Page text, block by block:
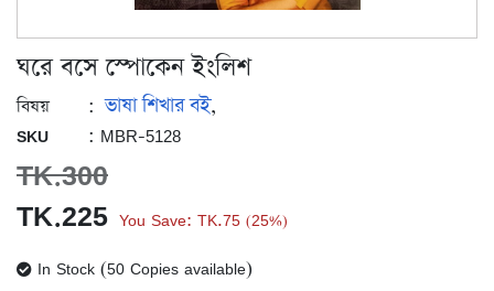
ঘরে বসে স্পোকেন ইংলিশ
বিষয় : ভাষা শিখার বই,
SKU : MBR-5128
TK.300
Original
price
TK.225Current
price
You Save: TK.75 (25%)
In Stock (50 Copies available)